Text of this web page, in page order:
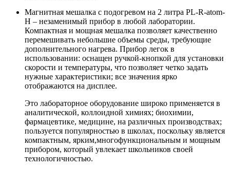
Магнитная мешалка с подогревом на 2 литра PL-R-atom-
H – незаменимый прибор в любой лаборатории.
Компактная и мощная мешалка позволяет качественно
перемешивать небольшие объемы среды, требующие
дополнительного нагрева. Прибор легок в
использовании: оснащен ручкой-кнопкой для установки
скорости и температуры, что позволяет четко задать
нужные характеристики; все значения ярко
отображаются на дисплее.
Это лабораторное оборудование широко применяется в
аналитической, коллоидной химиях; биохимии,
фармацевтике, медицине, на различных производствах;
пользуется популярностью в школах, поскольку является
компактным, ярким,многофункциональным и мощным
прибором, который увлекает школьников своей
технологичностью.